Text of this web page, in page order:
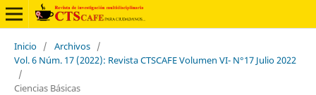
Inicio / Archivos /
Vol. 6 Núm. 17 (2022): Revista CTSCAFE Volumen VI- N°17 Julio 2022
/
Ciencias Básicas